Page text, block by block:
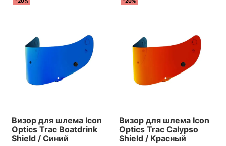
Визор для шлема Icon
Optics Trac Boatdrink
Shield / Синий
Визор для шлема Icon
Optics Trac Calypso
Shield / Красный